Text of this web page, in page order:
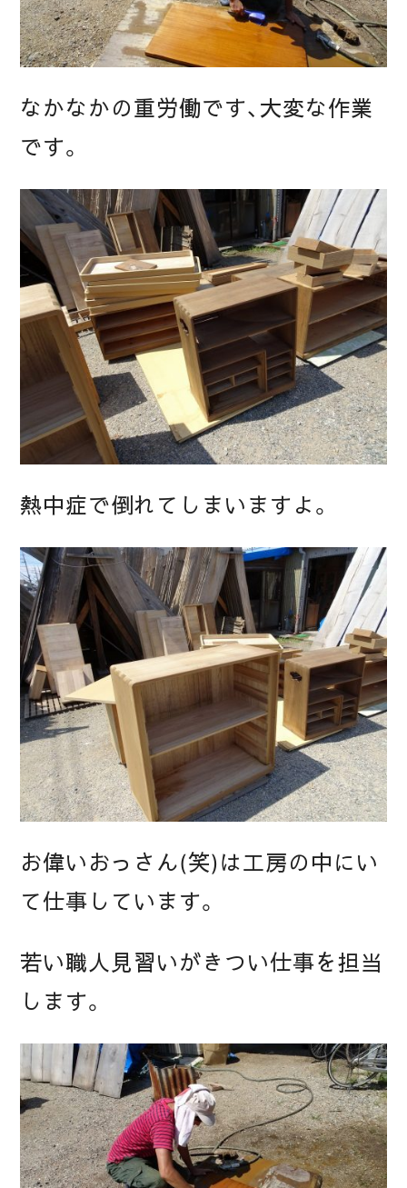
なかなかの重労働です、大変な作業
です。
熱中症で倒れてしまいますよ。
お偉いおっさん(笑)は工房の中にい
て仕事しています。
若い職人見習いがきつい仕事を担当
します。